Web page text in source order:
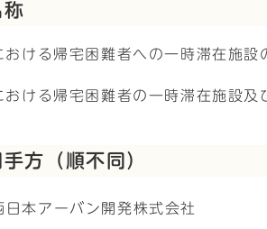
称
おける帰宅困難者への一時滞在施設
おける帰宅困難者の一時滞在施設
方（順不同）
日本アーバン開発株式会社